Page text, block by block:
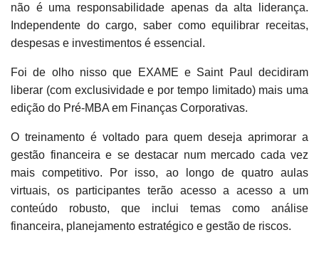
não é uma responsabilidade apenas da alta liderança.
Independente do cargo, saber como equilibrar receitas,
despesas e investimentos é essencial.
Foi de olho nisso que EXAME e Saint Paul decidiram
liberar (com exclusividade e por tempo limitado) mais uma
edição do Pré-MBA em Finanças Corporativas.
O treinamento é voltado para quem deseja aprimorar a
gestão financeira e se destacar num mercado cada vez
mais competitivo. Por isso, ao longo de quatro aulas
virtuais, os participantes terão acesso a acesso a um
conteúdo robusto, que inclui temas como análise
financeira, planejamento estratégico e gestão de riscos.